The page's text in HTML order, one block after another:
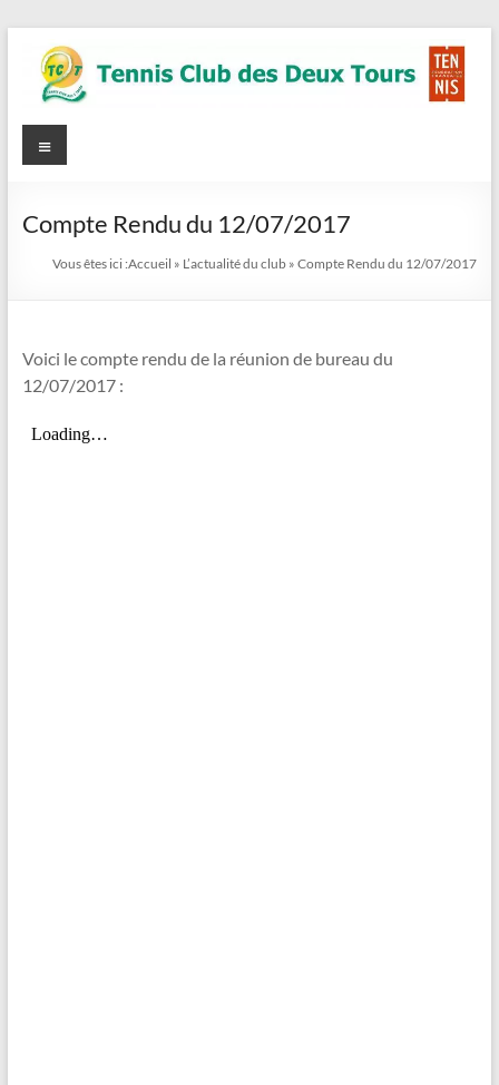
contenu
Tennis
des
Deux
(TC2T)
Officiel
Menu
Compte Rendu du 12/07/2017
Vous êtes ici :Accueil » L’actualité du club »Compte Rendu du 12/07/2017
Voici le compte rendu de la réunion de bureau du
12/07/2017 :